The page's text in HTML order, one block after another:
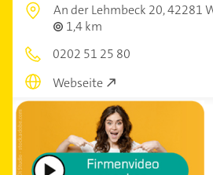
An der Lehmbeck 20,42281
1,4 km
0202 51 25 80
Webseite